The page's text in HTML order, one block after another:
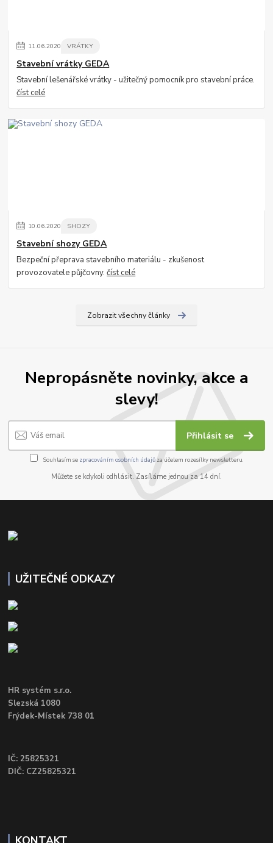
11.06.2020 VRÁTKY
Stavební vrátky GEDA
Stavební lešenářské vrátky - užitečný pomocník pro stavební práce.
číst celé
10.06.2020 SHOZY
Stavební shozy GEDA
Bezpeční přeprava stavebního materiálu - zkušenost
provozovatele půjčovny.číst celé
Zobrazit všechny články
Nepropásněte novinky, akce a
slevy!
Přihlásit se
Souhlasím se zpracováním osobních údajůza účelem rozesílky newsletteru.
Můžete se kdykoli odhlásit. Zasíláme jednou za 14 dní.
UŽITEČNÉ ODKAZY
HR systém s.r.o.
Slezská 1080
Frýdek-Místek 738 01
IČ: 25825321
DIČ: CZ25825321